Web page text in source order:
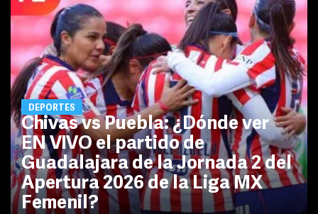
DEPORTES
Chivas vs Puebla: ¿Dónde ver
EN VIVO el partido de
Guadalajara de la Jornada 2 del
Apertura 2026 de la Liga MX
Femenil?